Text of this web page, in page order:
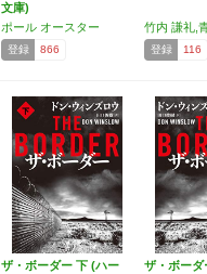
文庫)
ポール オースター
登録 866
竹内 謙礼,
登録 116
ザ・ボーダー 下 (ハー
ザ・ボーダ